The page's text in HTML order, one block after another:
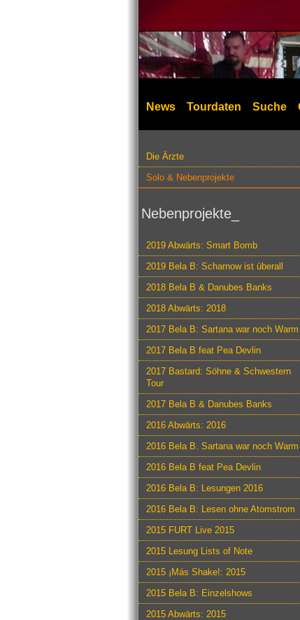
News Tourdaten Suche
Die Ärzte
Solo & Nebenprojekte
Nebenprojekte_
2019 Abwärts: Smart Bomb
2019 Bela B: Scharnow ist überall
2018 Bela B & Danubes Banks
2018 Abwärts: 2018
2017 Bela B: Sartana war noch Warm
2017 Bela B feat Pea Devlin
2017 Bastard: Söhne & Schwestern
Tour
2017 Bela B & Danubes Banks
2016 Abwärts: 2016
2016 Bela B. Sartana war noch Warm
2016 Bela B feat Pea Devlin
2016 Bela B: Lesungen 2016
2016 Bela B: Lesen ohne Atomstrom
2015 FURT Live 2015
2015 Lesung Lists of Note
2015 ¡Más Shake!: 2015
2015 Bela B: Einzelshows
2015 Abwärts: 2015